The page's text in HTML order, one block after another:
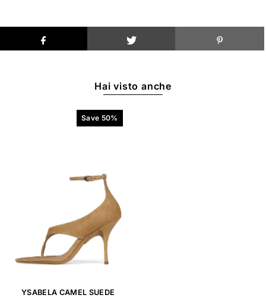
Hai visto anche
Save 50%
YSABELA CAMEL SUEDE